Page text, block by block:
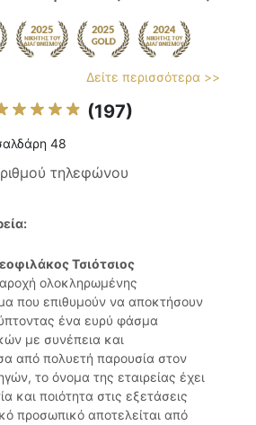
Δείτε περισσότερα >>
(197)
48
τηλεφώνου
Τσιότσιος
ολοκληρωμένης
που επιθυμούν να αποκτήσουν
ένα ευρύ φάσμα
με συνέπεια και
από πολυετή παρουσία στον
το όνομα της εταιρείας έχει
και ποιότητα στις εξετάσεις
προσωπικό αποτελείται από